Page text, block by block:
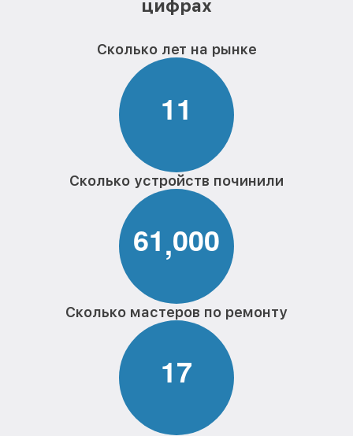
цифрах
Сколько лет на рынке
11
Сколько устройств починили
61,000
Сколько мастеров по ремонту
17